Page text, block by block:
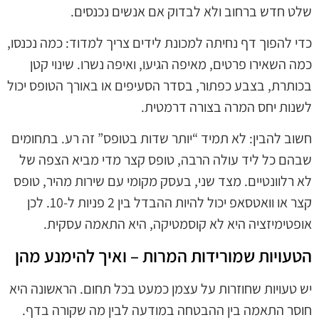
שלט חדש ברחוב ולא לבדוק אם אנשים נכנסים.
כדי להפוך דף נחיתה למכונת לידים צריך למדוד: כמה נכנסו,
כמה השאירו פרטים, מאיפה הגיעו, ואיפה נשרו. שינוי קטן
בכותרת, בצבע כפתור, בסדר הסעיפים או באורך הטופס יכול
לשנות יחס המרה בצורה דרמטית.
חשוב להבין: לא תמיד “יותר שדות בטופס” זה רע. בתחומים
שבהם כל ליד עולה הרבה, טופס קצר מדי מביא הצפה של
לא רלוונטיים. מצד שני, בעסק מקומי עם שירות מהיר, טופס
קצר או וואטסאפ יכול להיות ההבדל בין 2 פניות ל-10. לכן
אופטימיזציה היא לא קוסמטיקה, היא התאמה עסקית.
הטעויות שמורידות המרות – ואיך להימנע מהן
יש טעויות שחוזרות על עצמן כמעט בכל תחום. הראשונה היא
חוסר התאמה בין ההבטחה במודעה לבין מה שקורה בדף.